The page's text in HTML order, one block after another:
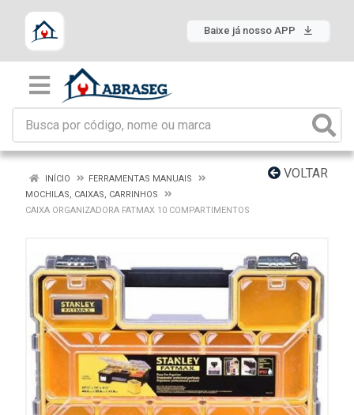
Baixe já nosso APP
VOLTAR
INÍCIO
FERRAMENTAS MANUAIS
MOCHILAS, CAIXAS, CARRINHOS
CAIXA ORGANIZADORA FATMAX 10 COMPARTIMENTOS